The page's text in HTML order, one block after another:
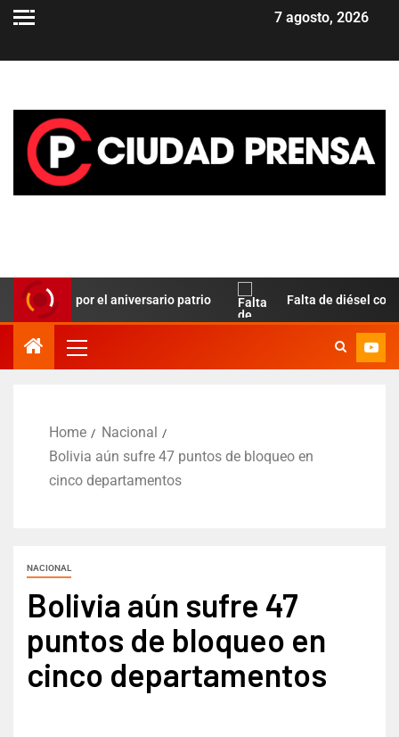
7 agosto, 2026
Paz por el aniversario patrio Falta de diésel complica el
Home
Nacional
Bolivia aún sufre 47 puntos de bloqueo en
cinco departamentos
NACIONAL
Bolivia aún sufre 47
puntos de bloqueo en
cinco departamentos